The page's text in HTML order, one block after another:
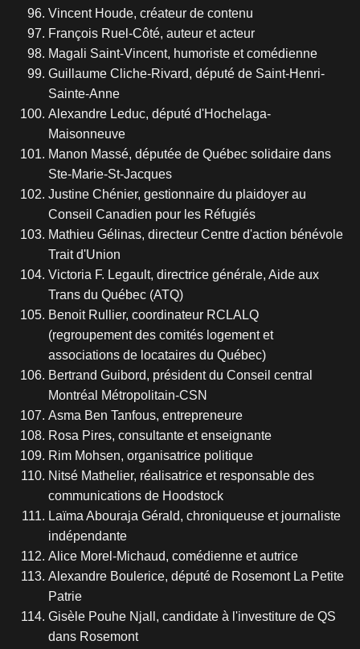
Vincent Houde, créateur de contenu
François Ruel-Côté, auteur et acteur
Magali Saint-Vincent, humoriste et comédienne
Guillaume Cliche-Rivard, député de Saint-Henri-
Sainte-Anne
Alexandre Leduc, député d'Hochelaga-
Maisonneuve
Manon Massé, députée de Québec solidaire dans
Ste-Marie-St-Jacques
Justine Chénier, gestionnaire du plaidoyer au
Conseil Canadien pour les Réfugiés
Mathieu Gélinas, directeur Centre d'action bénévole
Trait d'Union
Victoria F. Legault, directrice générale, Aide aux
Trans du Québec (ATQ)
Benoit Rullier, coordinateur RCLALQ
(regroupement des comités logement et
associations de locataires du Québec)
Bertrand Guibord, président du Conseil central
Montréal Métropolitain-CSN
Asma Ben Tanfous, entrepreneure
Rosa Pires, consultante et enseignante
Rim Mohsen, organisatrice politique
Nitsé Mathelier, réalisatrice et responsable des
communications de Hoodstock
Laïma Abouraja Gérald, chroniqueuse et journaliste
indépendante
Alice Morel-Michaud, comédienne et autrice
Alexandre Boulerice, député de Rosemont La Petite
Patrie
Gisèle Pouhe Njall, candidate à l'investiture de QS
dans Rosemont